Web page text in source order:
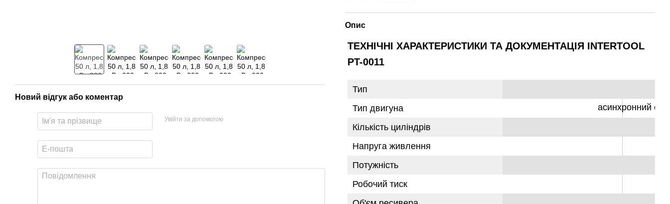
Новий відгук або коментар
Увійти за допомогою
Опис
ТЕХНІЧНІ ХАРАКТЕРИСТИКИ ТА ДОКУМЕНТАЦІЯ INTERTOOL
PT-0011
Тип
Тип двигуна
асинхронний
Кількість циліндрів
Напруга живлення
Потужність
Робочий тиск